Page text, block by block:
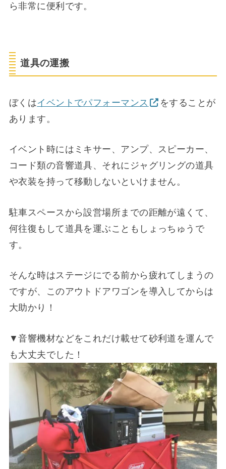
ら非常に便利です。
道具の運搬
ぼくはイベントでパフォーマンス
をすることが
あります。
イベント時にはミキサー、アンプ、スピーカー、
コード類の音響道具、それにジャグリングの道具
や衣装を持って移動しないといけません。
駐車スペースから設営場所までの距離が遠くて、
何往復もして道具を運ぶこともしょっちゅうで
す。
そんな時はステージにでる前から疲れてしまうの
ですが、このアウトドアワゴンを導入してからは
大助かり！
▼音響機材などをこれだけ載せて砂利道を運んで
も大丈夫でした！